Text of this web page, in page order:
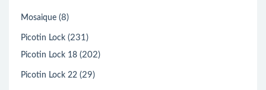
Mosaique (8)
Picotin Lock (231)
Picotin Lock 18 (202)
Picotin Lock 22 (29)